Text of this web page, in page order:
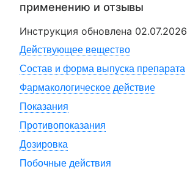
применению и отзывы
Инструкция обновлена 02.07.2026
Действующее вещество
Состав и форма выпуска препарата
Фармакологическое действие
Показания
Противопоказания
Дозировка
Побочные действия